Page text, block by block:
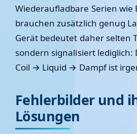
Wiederaufladbare Serien wie
brauchen zusätzlich genug
Gerät bedeutet daher selten
sondern signalisiert lediglich:
Coil → Liquid → Dampf ist
Fehlerbilder und
Lösungen